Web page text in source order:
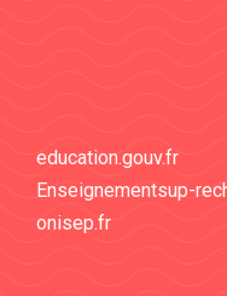
education.gouv.fr
Enseignementsup-
onisep.fr